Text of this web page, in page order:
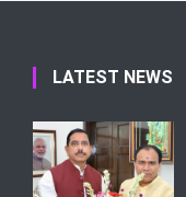
LATEST NEWS